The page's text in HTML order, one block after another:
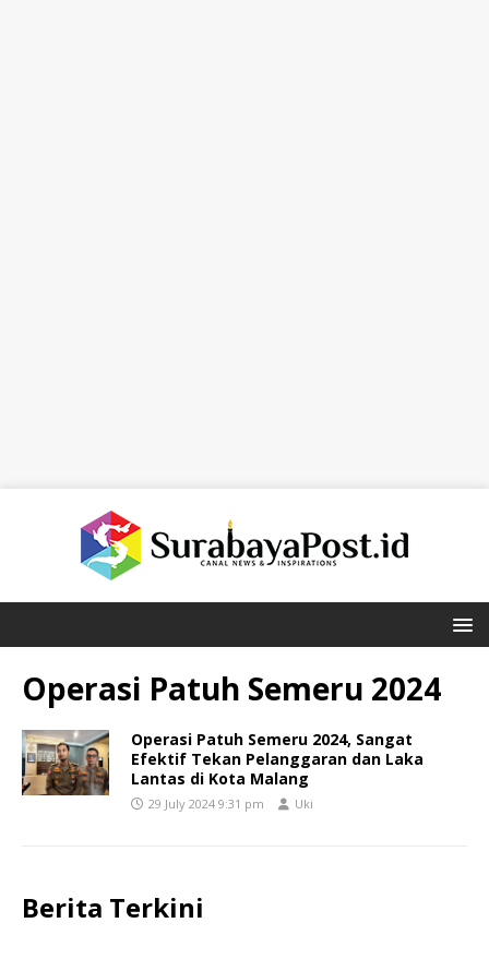
Operasi Patuh Semeru 2024
Operasi Patuh Semeru 2024, Sangat
Efektif Tekan Pelanggaran dan Laka
Lantas di Kota Malang
29 July 2024 9:31 pm Uki
Berita Terkini